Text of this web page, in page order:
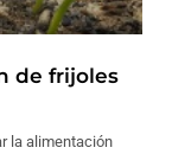
de frijoles
la alimentación